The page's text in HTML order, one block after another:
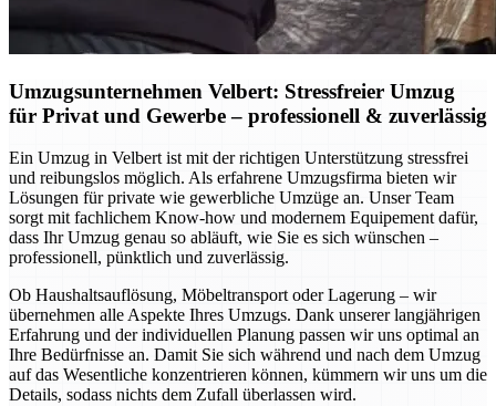
Umzugsunternehmen Velbert: Stressfreier Umzug
für Privat und Gewerbe – professionell & zuverlässig
Ein Umzug in Velbert ist mit der richtigen Unterstützung stressfrei
und reibungslos möglich. Als erfahrene Umzugsfirma bieten wir
Lösungen für private wie gewerbliche Umzüge an. Unser Team
sorgt mit fachlichem Know-how und modernem Equipement dafür,
dass Ihr Umzug genau so abläuft, wie Sie es sich wünschen –
professionell, pünktlich und zuverlässig.
Ob Haushaltsauflösung, Möbeltransport oder Lagerung – wir
übernehmen alle Aspekte Ihres Umzugs. Dank unserer langjährigen
Erfahrung und der individuellen Planung passen wir uns optimal an
Ihre Bedürfnisse an. Damit Sie sich während und nach dem Umzug
auf das Wesentliche konzentrieren können, kümmern wir uns um die
Details, sodass nichts dem Zufall überlassen wird.